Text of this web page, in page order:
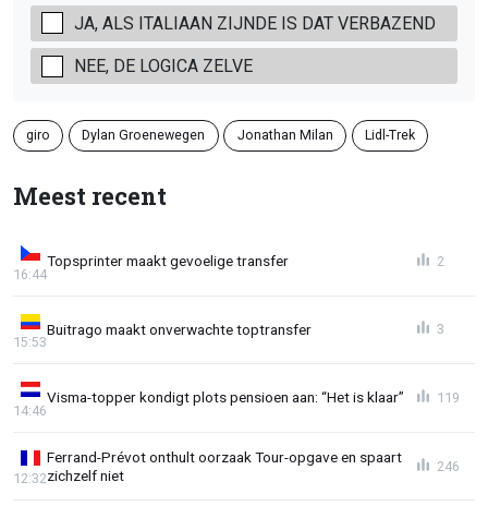
JA, ALS ITALIAAN ZIJNDE IS DAT VERBAZEND
NEE, DE LOGICA ZELVE
giro Dylan Groenewegen Jonathan Milan Lidl-Trek
Meest recent
Topsprinter maakt gevoelige transfer
16:44
2
Buitrago maakt onverwachte toptransfer
15:53
3
Visma-topper kondigt plots pensioen aan: “Het is klaar”
14:46
119
Ferrand-Prévot onthult oorzaak Tour-opgave en spaart
zichzelf niet
12:32
246